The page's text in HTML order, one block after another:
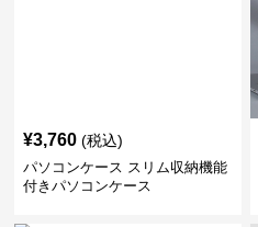
¥3,760 (税込)
パソコンケース スリム収納機能
付きパソコンケース